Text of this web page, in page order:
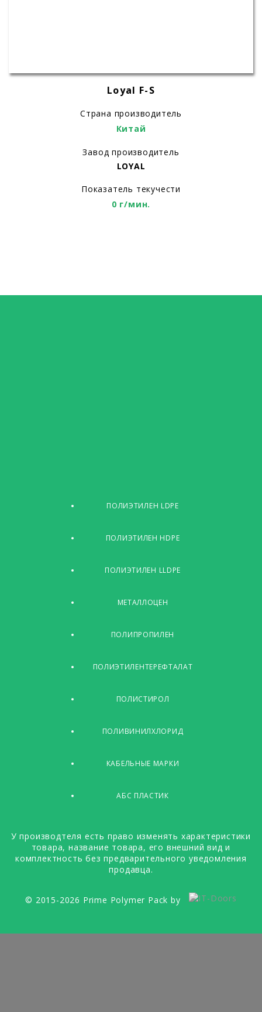
Loyal F-S
Страна производитель
Китай
Завод производитель
LOYAL
Показатель текучести
0 г/мин.
ПОЛИЭТИЛЕН LDPE
ПОЛИЭТИЛЕН HDPE
ПОЛИЭТИЛЕН LLDPE
МЕТАЛЛОЦЕН
ПОЛИПРОПИЛЕН
ПОЛИЭТИЛЕНТЕРЕФТАЛАТ
ПОЛИСТИРОЛ
ПОЛИВИНИЛХЛОРИД
КАБЕЛЬНЫЕ МАРКИ
АБС ПЛАСТИК
У производтеля есть право изменять характеристики
товара, название товара, его внешний вид и
комплектность без предварительного уведомления
продавца.
© 2015-2026 Prime Polymer Pack by